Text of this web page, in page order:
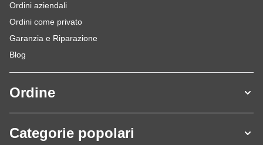
Ordini aziendali
Ordini come privato
Garanzia e Riparazione
Blog
Ordine
Categorie popolari